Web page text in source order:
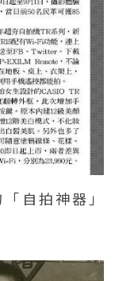
自拍神器」